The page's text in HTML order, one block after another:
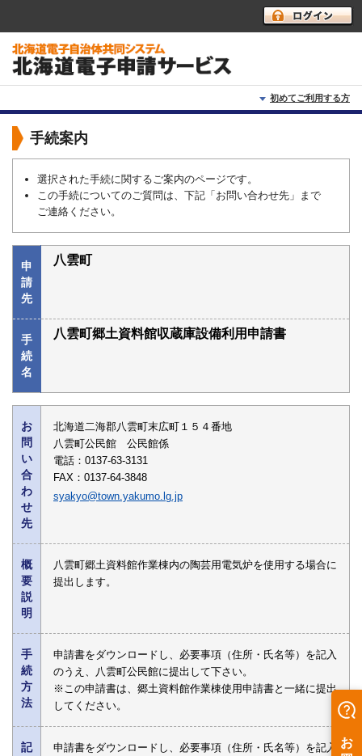
初めてご利用する方
初めて利用する方へ
利用上の注意
よくあるご質問
手続案内
選択された手続に関するご案内のページです。
この手続についてのご質問は、下記「お問い合わせ先」まで
ご連絡ください。
申
請
先
八雲町
手
続
名
八雲町郷土資料館収蔵庫設備利用申請書
お
問
い
合
わ
せ
先
北海道二海郡八雲町末広町１５４番地
八雲町公民館 公民館係
電話：0137-63-3131
FAX：0137-64-3848
syakyo@town.yakumo.lg.jp
概
要
説
明
八雲町郷土資料館作業棟内の陶芸用電気炉を使用する場合に
提出します。
手
続
方
法
申請書をダウンロードし、必要事項（住所・氏名等）を記入
のうえ、八雲町公民館に提出して下さい。
※この申請書は、郷土資料館作業棟使用申請書と一緒に提出
してください。
記
申請書をダウンロードし、必要事項（住所・氏名等）を記入